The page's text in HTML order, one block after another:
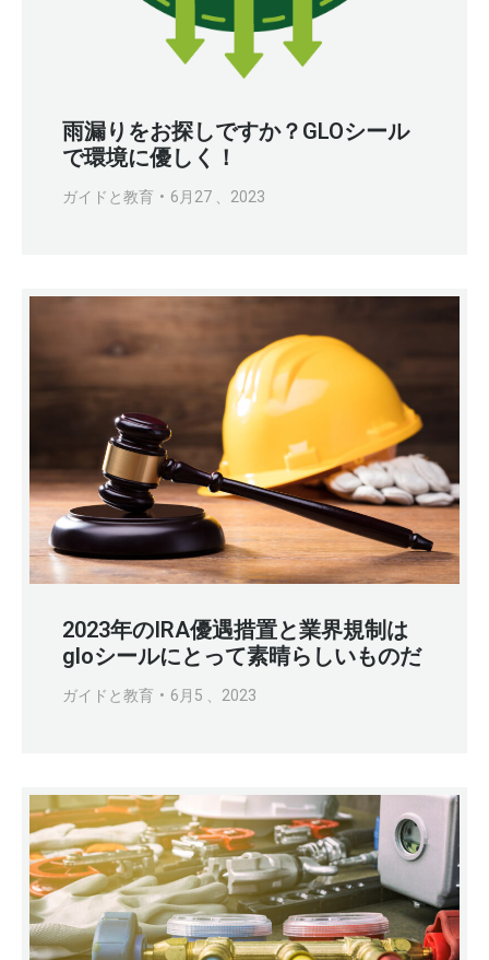
雨漏りをお探しですか？GLOシール
で環境に優しく！
ガイドと教育 6月27 、2023
2023年のIRA優遇措置と業界規制は
gloシールにとって素晴らしいものだ
ガイドと教育 6月5 、2023